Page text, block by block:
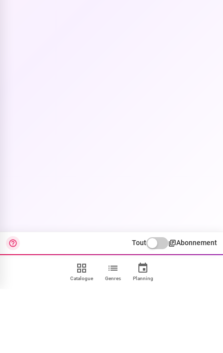
Catalogue Genres Planning
Tout Abonnement